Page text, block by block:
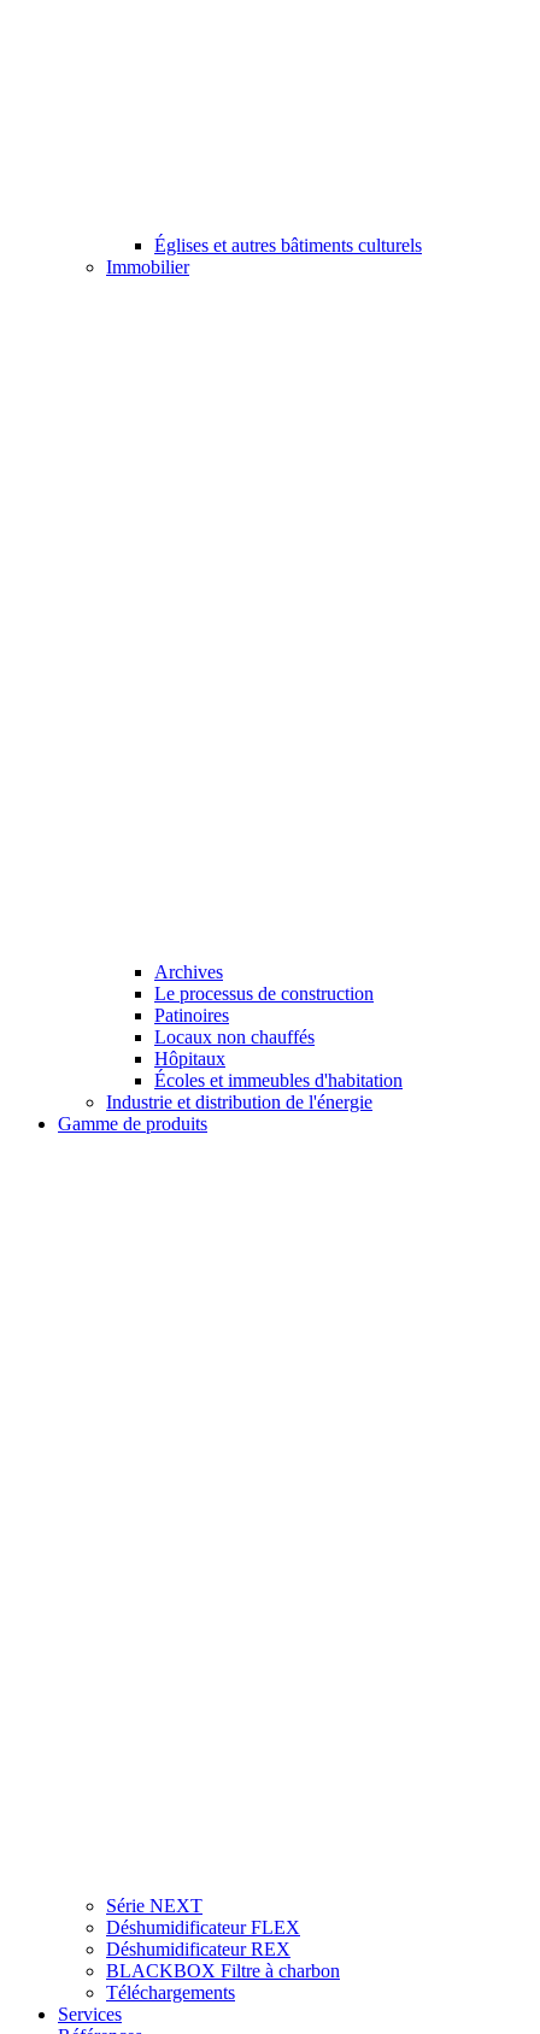
Églises et autres bâtiments culturels
Immobilier
Archives
Le processus de construction
Patinoires
Locaux non chauffés
Hôpitaux
Écoles et immeubles d'habitation
Industrie et distribution de l'énergie
Gamme de produits
Série NEXT
Déshumidificateur FLEX
Déshumidificateur REX
BLACKBOX Filtre à charbon
Téléchargements
Services